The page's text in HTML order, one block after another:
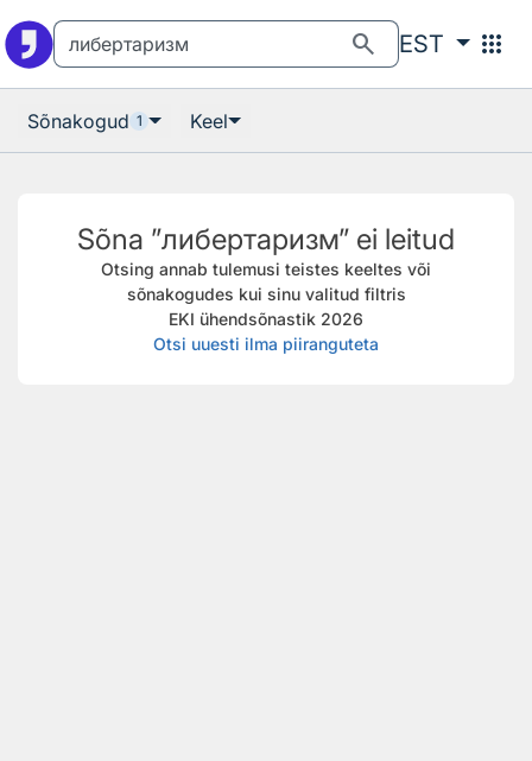
search EST apps
Sõnakogud 1 Keel
Sõna ”либертаризм” ei leitud
Otsing annab tulemusi teistes keeltes või
sõnakogudes kui sinu valitud filtris
EKI ühendsõnastik 2026
Otsi uuesti ilma piiranguteta